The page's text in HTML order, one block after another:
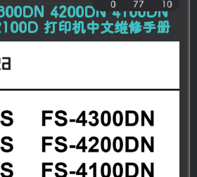
0 77 10
4200DN 4100DN
打印机中文维修手册